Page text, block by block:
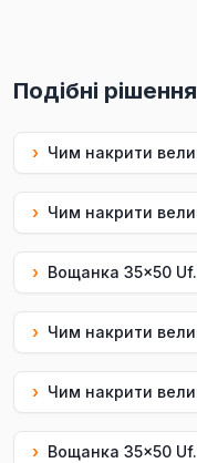
Подібні рішення
›
›
›
›
›
›